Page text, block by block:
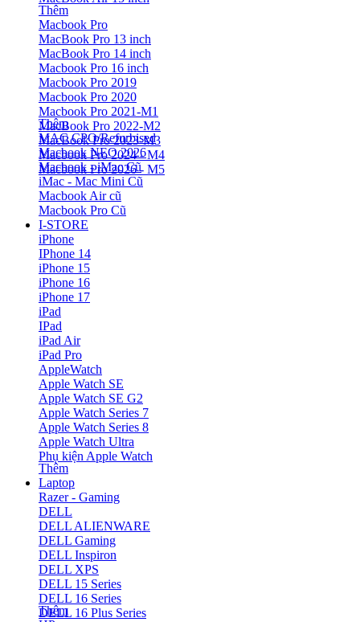
Thêm
Macbook Pro
MacBook Pro 13 inch
MacBook Pro 14 inch
Macbook Pro 16 inch
Macbook Pro 2019
Macbook Pro 2020
Macbook Pro 2021-M1
MacBook Pro 2022-M2
MacBook Pro 2023-M3
Macbook Pro 2024 - M4
Macbook Pro 2026 - M5
Thêm
MAC CPO/Refurbised
Macbook NEO 2026
Macbook - iMac Cũ
iMac - Mac Mini Cũ
Macbook Air cũ
Macbook Pro Cũ
I-STORE
iPhone
IPhone 14
iPhone 15
iPhone 16
iPhone 17
iPad
IPad
iPad Air
iPad Pro
AppleWatch
Apple Watch SE
Apple Watch SE G2
Apple Watch Series 7
Apple Watch Series 8
Apple Watch Ultra
Phụ kiện Apple Watch
Thêm
Laptop
Razer - Gaming
DELL
DELL ALIENWARE
DELL Gaming
DELL Inspiron
DELL XPS
DELL 15 Series
DELL 16 Series
DELL 16 Plus Series
Thêm